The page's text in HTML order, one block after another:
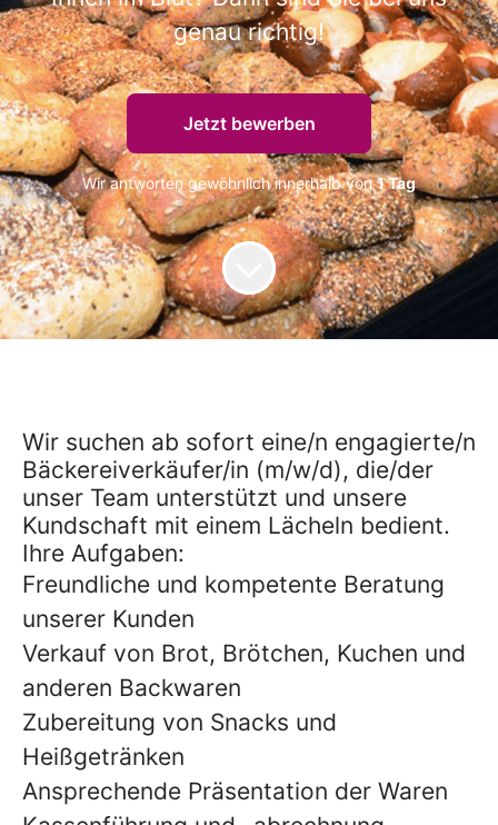
genau richtig!
Jetzt bewerben
Wir antworten gewöhnlich innerhalb von1 Tag
Wir suchen ab sofort eine/n engagierte/n
Bäckereiverkäufer/in (m/w/d), die/der
unser Team unterstützt und unsere
Kundschaft mit einem Lächeln bedient.
Ihre Aufgaben:
Freundliche und kompetente Beratung
unserer Kunden
Verkauf von Brot, Brötchen, Kuchen und
anderen Backwaren
Zubereitung von Snacks und
Heißgetränken
Ansprechende Präsentation der Waren